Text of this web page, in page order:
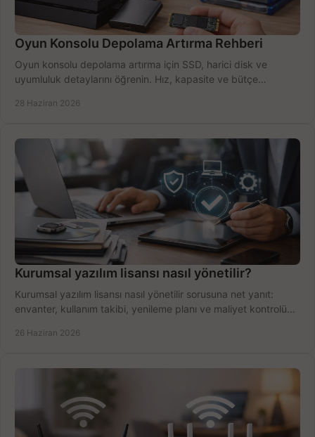
Oyun Konsolu Depolama Artırma Rehberi
Oyun konsolu depolama artırma için SSD, harici disk ve
uyumluluk detaylarını öğrenin. Hız, kapasite ve bütçe
28 Haziran 2026
Kurumsal yazılım lisansı nasıl yönetilir?
Kurumsal yazılım lisansı nasıl yönetilir sorusuna net yanıt:
envanter, kullanım takibi, yenileme planı ve maliyet kontrolü
26 Haziran 2026